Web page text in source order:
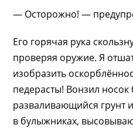
— Осторожно! —
Его горячая рука
проверяя оружие. Я
изобразить
педерасты! Вонзил носок
разваливающийся грунт
в булыжниках,